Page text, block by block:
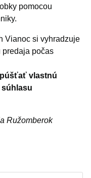
pomocou
Vianoc si vyhradzuje
predaja počas
púšťať vlastnú
súhlasu
Ružomberok